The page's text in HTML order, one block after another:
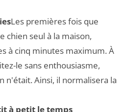
Les premières fois que
chien seul à la maison,
à cinq minutes maximum. À
le sans enthousiasme,
n'était. Ainsi, il normalisera la
à petit le temps